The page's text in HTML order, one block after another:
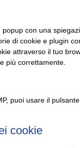
con una
di cookie e plugin
attraverso il tuo
più correttamente.
puoi usare il
cookie